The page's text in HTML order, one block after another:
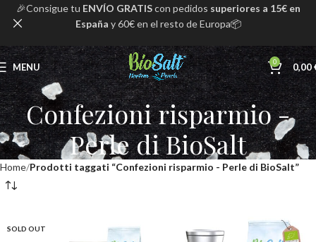
MENU 0 0,00
Confezioni risparmio -
Perle di BioSalt
Home Prodotti taggati “Confezioni risparmio - Perle di BioSalt”
SOLD OUT
🎉Consigue tu ENVÍO GRATIScon pedidos superiores a 15€ en
España y 60€ en el resto de Europa📦